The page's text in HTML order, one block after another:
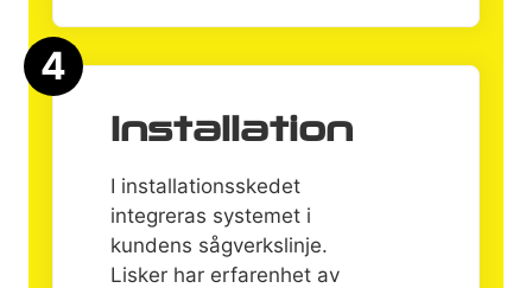
4
Installation
I installationsskedet
integreras systemet i
kundens sågverkslinje.
Lisker har erfarenhet av